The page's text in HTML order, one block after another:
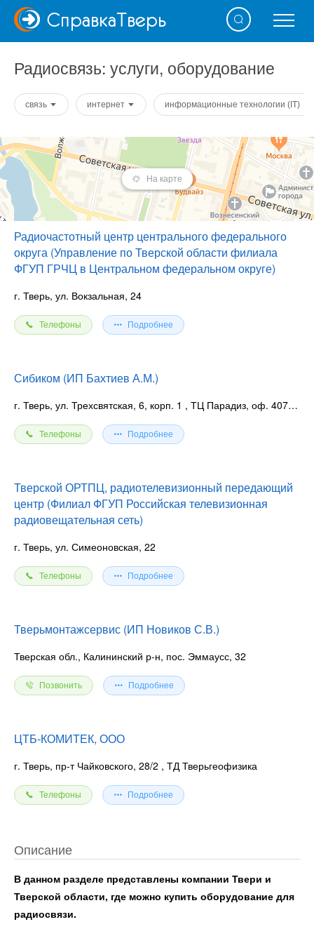
СправкаТверь
Радиосвязь: услуги, оборудование
связь интернет информационные технологии (IT)
На карте
Радиочастотный центр центрального федерального
округа (Управление по Тверской области филиала
ФГУП ГРЧЦ в Центральном федеральном округе)
г. Тверь, ул. Вокзальная, 24
Телефоны Подробнее
Сибиком (ИП Бахтиев А.М.)
г. Тверь, ул. Трехсвятская, 6, корп. 1 , ТЦ Парадиз, оф. 407, 409
Телефоны Подробнее
Тверской ОРТПЦ, радиотелевизионный передающий
центр (Филиал ФГУП Российская телевизионная
радиовещательная сеть)
г. Тверь, ул. Симеоновская, 22
Телефоны Подробнее
Тверьмонтажсервис (ИП Новиков С.В.)
Тверская обл., Калининский р-н, пос. Эммаусс, 32
Позвонить Подробнее
ЦТБ-КОМИТЕК, ООО
г. Тверь, пр-т Чайковского, 28/2 , ТД Тверьгеофизика
Телефоны Подробнее
Описание
В данном разделе представлены компании Твери и
Тверской области, где можно купить оборудование для
радиосвязи.